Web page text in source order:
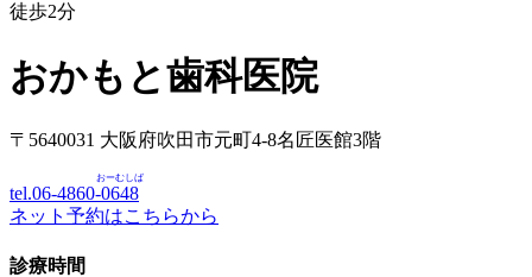
徒歩2分
おかもと歯科医院
〒5640031 大阪府吹田市元町4-8名匠医館3階
tel.06-4860-0648
おーむしば
ネット予約はこちらから
診療時間